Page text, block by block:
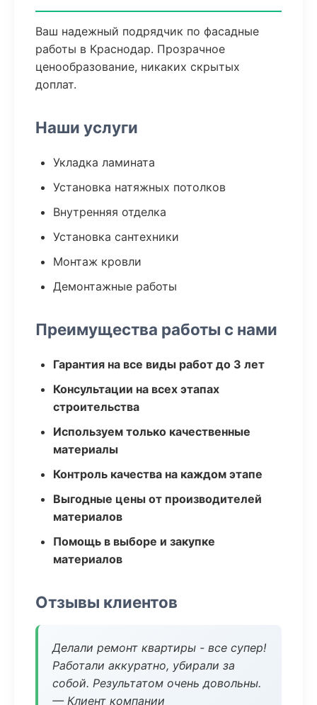
Ваш надежный подрядчик по фасадные
работы в Краснодар. Прозрачное
ценообразование, никаких скрытых
доплат.
Наши услуги
Укладка ламината
Установка натяжных потолков
Внутренняя отделка
Установка сантехники
Монтаж кровли
Демонтажные работы
Преимущества работы с нами
Гарантия на все виды работ до 3 лет
Консультации на всех этапах
строительства
Используем только качественные
материалы
Контроль качества на каждом этапе
Выгодные цены от производителей
материалов
Помощь в выборе и закупке
материалов
Отзывы клиентов
Делали ремонт квартиры - все супер!
Работали аккуратно, убирали за
собой. Результатом очень довольны.
— Клиент компании